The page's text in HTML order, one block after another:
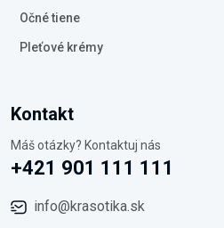
Očné tiene
Pleťové krémy
Kontakt
Máš otázky? Kontaktuj nás
+421 901 111 111
info@krasotika.sk